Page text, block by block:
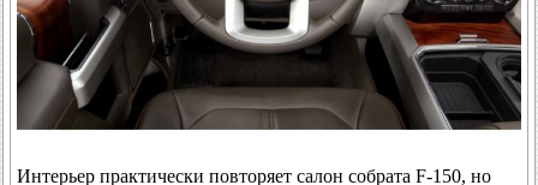
Интерьер практически повторяет салон собрата F-150, но